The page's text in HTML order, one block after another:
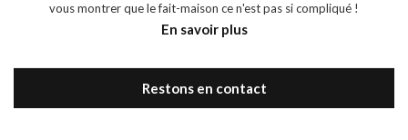
vous montrer que le fait-maison ce n'est pas si compliqué !
En savoir plus
Restons en contact